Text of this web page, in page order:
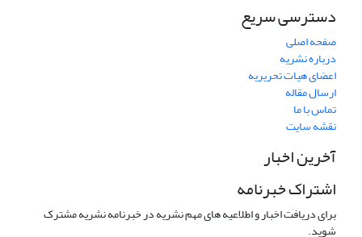
دسترسی سریع
صفحه اصلی
درباره نشریه
اعضای هیات تحریریه
ارسال مقاله
تماس با ما
نقشه سایت
آخرین اخبار
اشتراک خبرنامه
برای دریافت اخبار و اطلاعیه های مهم نشریه در خبرنامه نشریه مشترک
شوید.